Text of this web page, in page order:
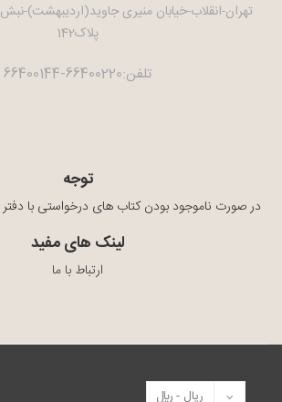
تهران-انقلاب-خیابان منیری جاوید(اردیبهشت)-
پلاک142
تلفن:66400220-66400144
توجه
در صورت ناموجود بودن کتاب های درخواستی با
لینک های مفید
ارتباط با ما